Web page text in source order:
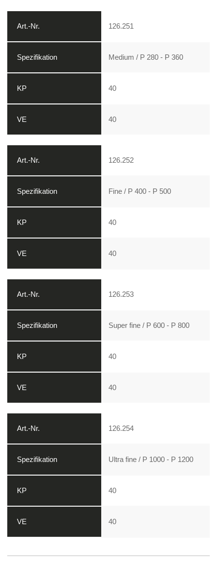
126.251
Medium / P 280 - P 360
40
40
126.252
Fine / P 400 - P 500
40
40
126.253
Super fine / P 600 - P 800
40
40
126.254
Ultra fine / P 1000 - P 1200
40
40